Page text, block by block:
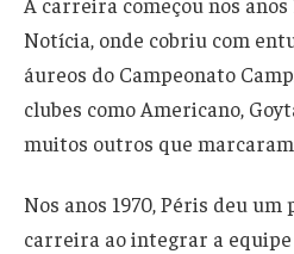
Notícia, onde cobriu com
áureos do Campeonato
clubes como Americano,
muitos outros que
Nos anos 1970, Péris deu um
carreira ao integrar a